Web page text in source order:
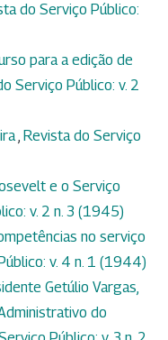
do Serviço Público:
para a edição de
Serviço Público: v. 2
, Revista do Serviço
e o Serviço
v. 2 n. 3 (1945)
no serviço
v. 4 n. 1 (1944)
Getúlio Vargas,
do